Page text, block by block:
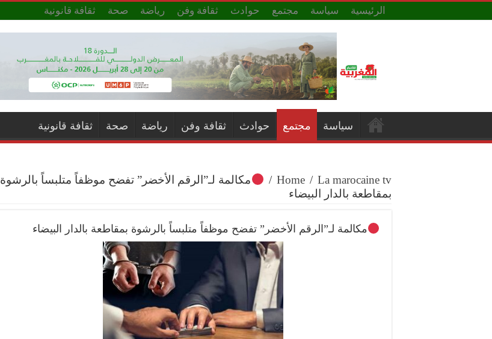
الرئيسية سياسة مجتمع حوادث ثقافة وفن رياضة صحة ثقافة قانونية
سياسة مجتمع حوادث ثقافة وفن رياضة صحة ثقافة قانونية
Home / La marocaine tv
/
مكالمة لـ”الرقم الأخضر” تفضح موظفاً متلبساً بالرشوة
بمقاطعة بالدار البيضاء
مكالمة لـ”الرقم الأخضر” تفضح موظفاً متلبساً بالرشوة بمقاطعة بالدار البيضاء